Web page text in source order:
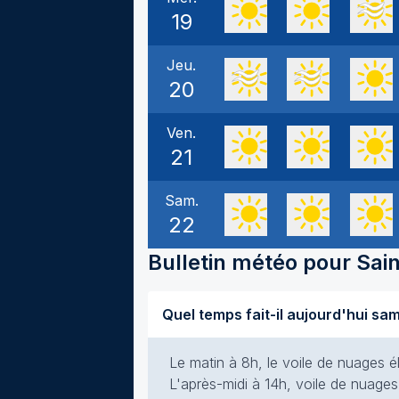
19
Jeu.
20
Ven.
21
Sam.
22
Bulletin météo pour
Le matin à 8h, le voile de nuages
L'après-midi à 14h, voile de